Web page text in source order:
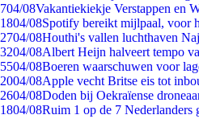
704/08Vakantiekiekje Verstappen en
1804/08Spotify bereikt mijlpaal, voor
2704/08Houthi's vallen luchthaven
3204/08Albert Heijn halveert tempo
5504/08Boeren waarschuwen voor
2004/08Apple vecht Britse eis tot
2604/08Doden bij Oekraïense
1804/08Ruim 1 op de 7 Nederlanders